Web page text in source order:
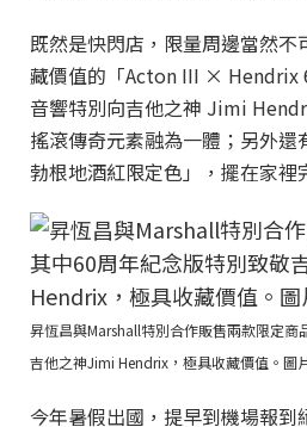
既然是快閃店，限量周邊當然
藏價值的「Acton III × Hendrix
音響特別向吉他之神 Jimi
搖滾傳奇元素融為一體；另外
勃根地酒紅限定色」，擺在家裡
昇恆昌與Marshall特別合作販售兩款限定商
吉他之神Jimi Hendrix，極具收藏價值。圖
今年暑假出國，提早到機場報到